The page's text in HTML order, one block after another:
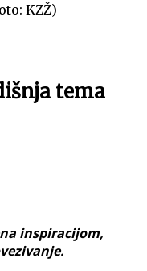
KZŽ)
tema
inspiracijom,